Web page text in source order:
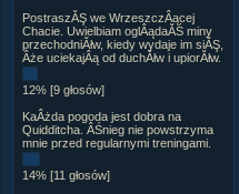
PostraszĂŞ we WrzeszczÂącej
Chacie. Uwielbiam oglÂądaĂŚ miny
przechodniĂłw, kiedy wydaje im siĂŞ,
Âże uciekajÂą od duchĂłw i upiorĂłw.
12% [9 głosów]
KaÂżda pogoda jest dobra na
Quidditcha. ÂŚnieg nie powstrzyma
mnie przed regularnymi treningami.
14% [11 głosów]